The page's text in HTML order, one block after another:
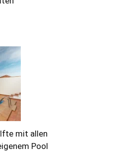
mit allen
Pool